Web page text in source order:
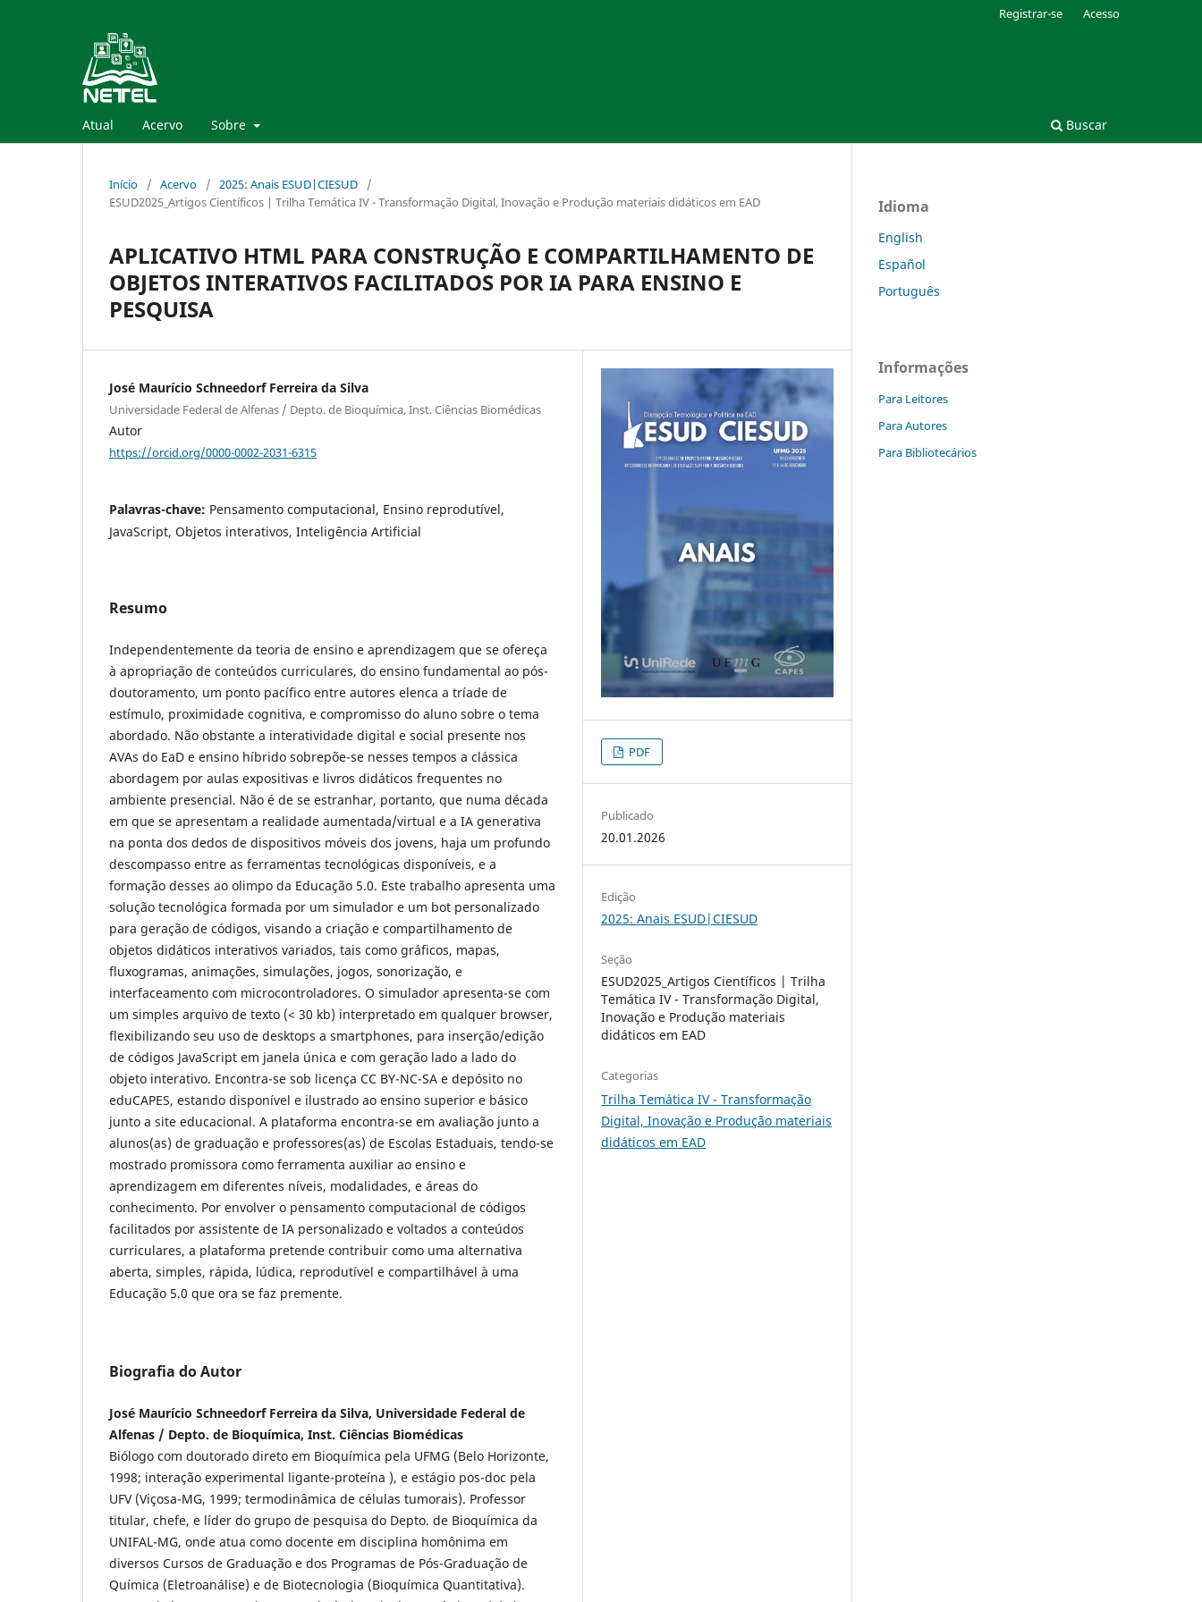
Atual Acervo Sobre Buscar
Registrar-se Acesso
Início / Acervo / 2025: Anais ESUD|CIESUD
/
ESUD2025_Artigos Científicos | Trilha Temática IV - Transformação Digital, Inovação e Produção materiais didáticos em EAD
APLICATIVO HTML PARA CONSTRUÇÃO E COMPARTILHAMENTO DE
OBJETOS INTERATIVOS FACILITADOS POR IA PARA ENSINO E
PESQUISA
José Maurício Schneedorf Ferreira da Silva
Universidade Federal de Alfenas / Depto. de Bioquímica, Inst. Ciências Biomédicas
Autor
https://orcid.org/0000-0002-2031-6315
Palavras-chave: Pensamento computacional, Ensino reprodutível,
JavaScript, Objetos interativos, Inteligência Artificial
Resumo
Independentemente da teoria de ensino e aprendizagem que se ofereça
à apropriação de conteúdos curriculares, do ensino fundamental ao pós-
doutoramento, um ponto pacífico entre autores elenca a tríade de
estímulo, proximidade cognitiva, e compromisso do aluno sobre o tema
abordado. Não obstante a interatividade digital e social presente nos
AVAs do EaD e ensino híbrido sobrepõe-se nesses tempos a clássica
abordagem por aulas expositivas e livros didáticos frequentes no
ambiente presencial. Não é de se estranhar, portanto, que numa década
em que se apresentam a realidade aumentada/virtual e a IA generativa
na ponta dos dedos de dispositivos móveis dos jovens, haja um profundo
descompasso entre as ferramentas tecnológicas disponíveis, e a
formação desses ao olimpo da Educação 5.0. Este trabalho apresenta uma
solução tecnológica formada por um simulador e um bot personalizado
para geração de códigos, visando a criação e compartilhamento de
objetos didáticos interativos variados, tais como gráficos, mapas,
fluxogramas, animações, simulações, jogos, sonorização, e
interfaceamento com microcontroladores. O simulador apresenta-se com
um simples arquivo de texto (< 30 kb) interpretado em qualquer browser,
flexibilizando seu uso de desktops a smartphones, para inserção/edição
de códigos JavaScript em janela única e com geração lado a lado do
objeto interativo. Encontra-se sob licença CC BY-NC-SA e depósito no
eduCAPES, estando disponível e ilustrado ao ensino superior e básico
junto a site educacional. A plataforma encontra-se em avaliação junto a
alunos(as) de graduação e professores(as) de Escolas Estaduais, tendo-se
mostrado promissora como ferramenta auxiliar ao ensino e
aprendizagem em diferentes níveis, modalidades, e áreas do
conhecimento. Por envolver o pensamento computacional de códigos
facilitados por assistente de IA personalizado e voltados a conteúdos
curriculares, a plataforma pretende contribuir como uma alternativa
aberta, simples, rápida, lúdica, reprodutível e compartilhável à uma
Educação 5.0 que ora se faz premente.
Biografia do Autor
José Maurício Schneedorf Ferreira da Silva, Universidade Federal de
Alfenas / Depto. de Bioquímica, Inst. Ciências Biomédicas
Biólogo com doutorado direto em Bioquímica pela UFMG (Belo Horizonte,
1998; interação experimental ligante-proteína ), e estágio pos-doc pela
UFV (Viçosa-MG, 1999; termodinâmica de células tumorais). Professor
titular, chefe, e líder do grupo de pesquisa do Depto. de Bioquímica da
UNIFAL-MG, onde atua como docente em disciplina homônima em
diversos Cursos de Graduação e dos Programas de Pós-Graduação de
Química (Eletroanálise) e de Biotecnologia (Bioquímica Quantitativa).
PDF
Publicado
20.01.2026
Edição
2025: Anais ESUD|CIESUD
Seção
ESUD2025_Artigos Científicos | Trilha
Temática IV - Transformação Digital,
Inovação e Produção materiais
didáticos em EAD
Categorias
Trilha Temática IV - Transformação
Digital, Inovação e Produção materiais
didáticos em EAD
Idioma
English
Español
Português
Informações
Para Leitores
Para Autores
Para Bibliotecários